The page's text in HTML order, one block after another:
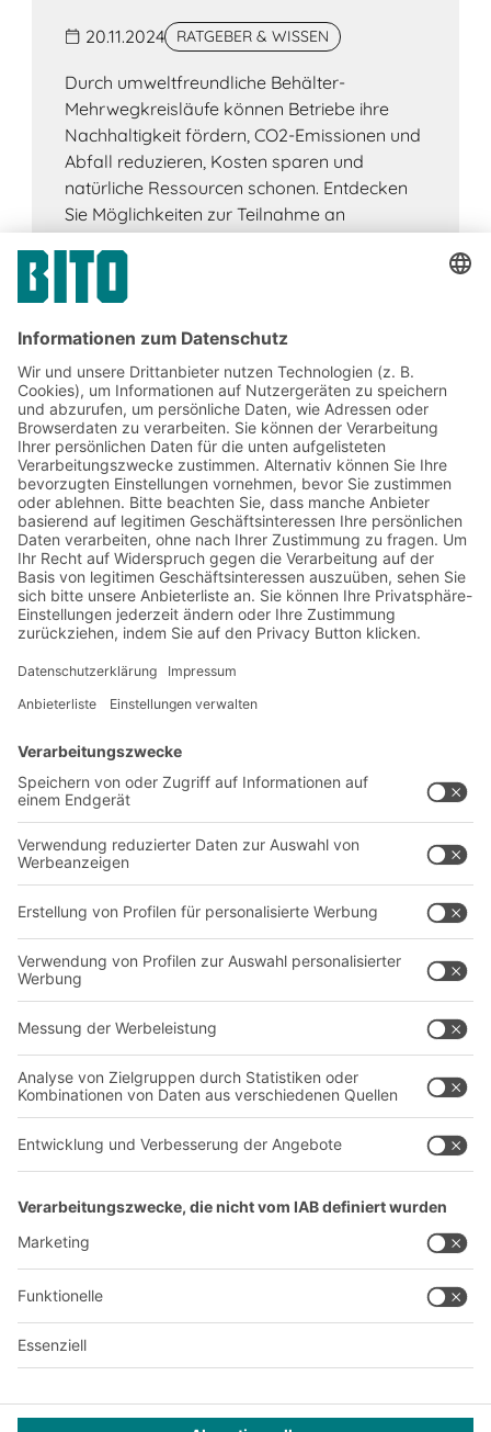
20.11.2024 RATGEBER & WISSEN
Durch umweltfreundliche Behälter-
Mehrwegkreisläufe können Betriebe ihre
Nachhaltigkeit fördern, CO2-Emissionen und
Abfall reduzieren, Kosten sparen und
natürliche Ressourcen schonen. Entdecken
Sie Möglichkeiten zur Teilnahme an
Mehrwegsystemen.
Jetzt beim BITO Newsletter
anmelden:
Lager- & Logistiknews
Exklusive Rabatte
Neuheiten
Lösungen
Behältersysteme
Regalsysteme
Transportsysteme
Beratung & Service
Unternehmen
Standorte weltweit
Produktionsstandorte
Follow us
YOUR LIFE.
+43 (7224) 65 555-0
Dieses Angebot ist für Industrie, Handwerk, Handel und die